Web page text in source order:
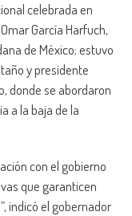
celebrada en
García Harfuch,
de México; estuvo
y presidente
donde se abordaron
a la baja de la
con el gobierno
que garanticen
indicó el gobernador